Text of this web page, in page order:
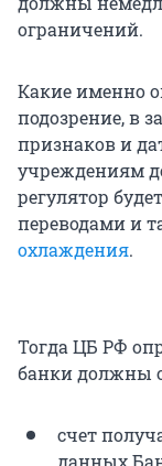
ограничений.
Какие именно
подозрение, в
признаков и
учреждениям
регулятор
переводами и
охлаждения.
Тогда ЦБ РФ
банки должны
счет
данных